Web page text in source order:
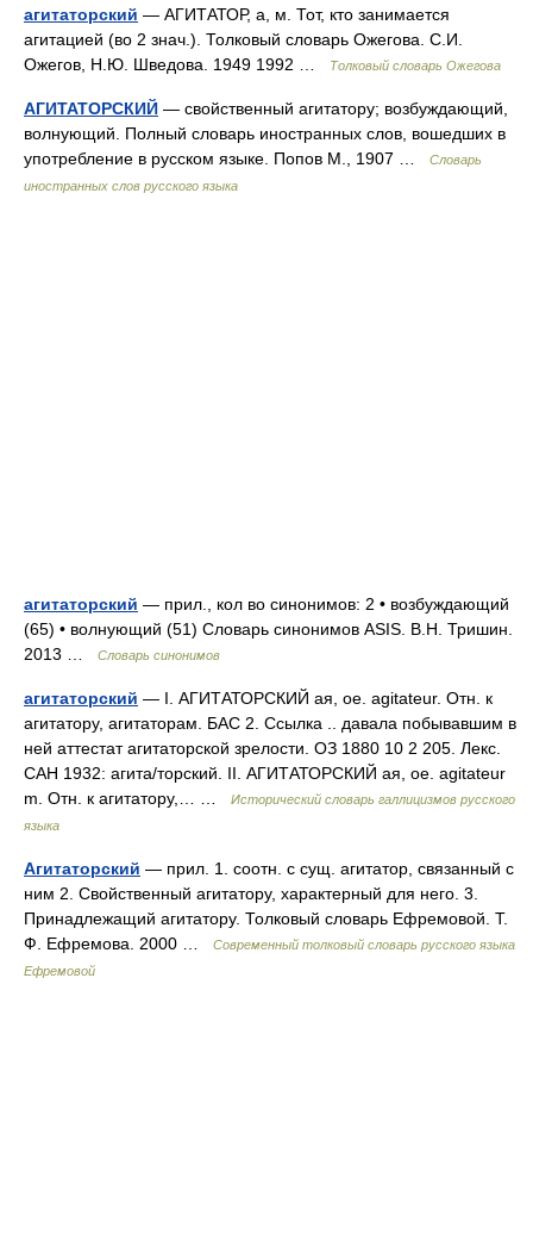
агитаторский — АГИТАТОР, а, м. Тот, кто занимается
агитацией (во 2 знач.). Толковый словарь Ожегова. С.И.
Ожегов, Н.Ю. Шведова. 1949 1992 …
Толковый словарь Ожегова
АГИТАТОРСКИЙ — свойственный агитатору; возбуждающий,
волнующий. Полный словарь иностранных слов, вошедших в
употребление в русском языке. Попов М., 1907 …
Словарь
иностранных слов русского языка
агитаторский — прил., кол во синонимов: 2 • возбуждающий
(65) • волнующий (51) Словарь синонимов ASIS. В.Н. Тришин.
2013 …
Словарь синонимов
агитаторский — I. АГИТАТОРСКИЙ ая, ое. agitateur. Отн. к
агитатору, агитаторам. БАС 2. Ссылка .. давала побывавшим в
ней аттестат агитаторской зрелости. ОЗ 1880 10 2 205. Лекс.
САН 1932: агита/торский. II. АГИТАТОРСКИЙ ая, ое. agitateur
m. Отн. к агитатору,… …
Исторический словарь галлицизмов русского
языка
Агитаторский — прил. 1. соотн. с сущ. агитатор, связанный с
ним 2. Свойственный агитатору, характерный для него. 3.
Принадлежащий агитатору. Толковый словарь Ефремовой. Т.
Ф. Ефремова. 2000 …
Современный толковый словарь русского языка
Ефремовой